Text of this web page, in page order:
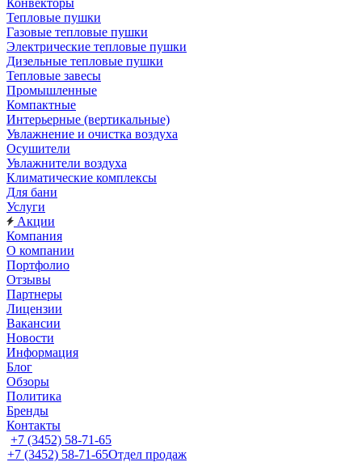
Конвекторы
Тепловые пушки
Газовые тепловые пушки
Электрические тепловые пушки
Дизельные тепловые пушки
Тепловые завесы
Промышленные
Компактные
Интерьерные (вертикальные)
Увлажнение и очистка воздуха
Осушители
Увлажнители воздуха
Климатические комплексы
Для бани
Услуги
Акции
Компания
О компании
Портфолио
Отзывы
Партнеры
Лицензии
Вакансии
Новости
Информация
Блог
Обзоры
Политика
Бренды
Контакты
+7 (3452) 58-71-65
+7 (3452) 58-71-65Отдел продаж